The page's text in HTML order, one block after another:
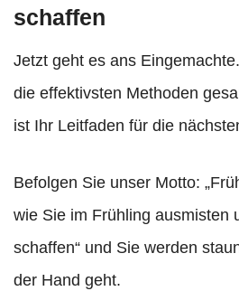
schaffen
Jetzt geht es ans
die effektivsten Methoden
ist Ihr Leitfaden für die
Befolgen Sie unser Motto:
wie Sie im Frühling ausmisten
schaffen“ und Sie werden
der Hand geht.